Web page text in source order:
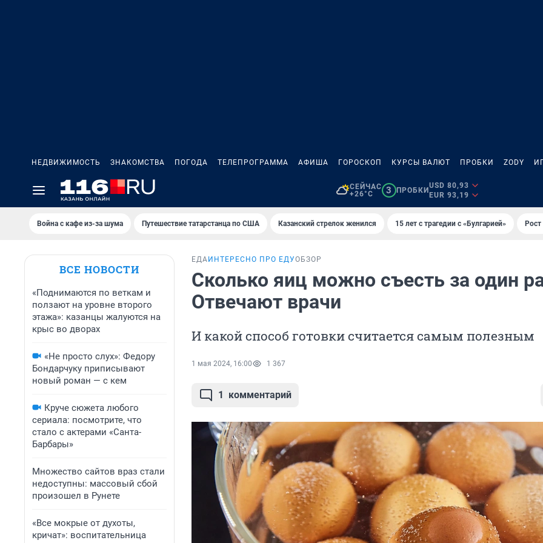
НЕДВИЖИМОСТЬ ЗНАКОМСТВА ПОГОДА ТЕЛЕПРОГРАММА АФИША ГОРОСКОП КУРСЫ ВАЛЮТ ПРОБКИ ZODY
СЕЙЧАС
+26°C
3 ПРОБКИ
USD 80,93
EUR 93,19
Война с кафе из-за шума Путешествие татарстанца по США Казанский стрелок женился 15 лет с трагедии с «Булгарией»
ВСЕ НОВОСТИ
«Поднимаются по веткам и
ползают на уровне второго
этажа»: казанцы жалуются на
крыс во дворах
«Не просто слух»: Федору
Бондарчуку приписывают
новый роман — с кем
Круче сюжета любого
сериала: посмотрите, что
стало с актерами «Санта-
Барбары»
Множество сайтов враз стали
недоступны: массовый сбой
произошел в Рунете
«Все мокрые от духоты,
кричат»: воспитательница
ЕДА ИНТЕРЕСНО ПРО ЕДУОБЗОР
Сколько яиц можно съесть за один
Отвечают врачи
И какой способ готовки считается самым полезным
1 мая 2024, 16:00 1 367
1 комментарий